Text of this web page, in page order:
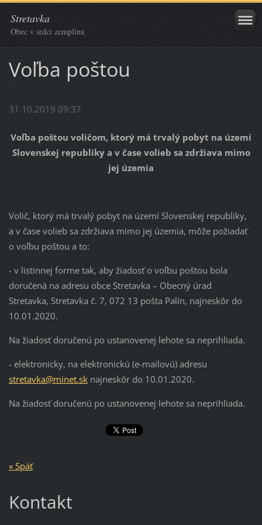
Stretavka
Obec v srdci zemplína
Voľba poštou
31.10.2019 09:37
Voľba poštou voličom, ktorý má trvalý pobyt na území
Slovenskej republiky a v čase volieb sa zdržiava mimo
jej územia
Volič, ktorý má trvalý pobyt na území Slovenskej republiky,
a v čase volieb sa zdržiava mimo jej územia, môže požiadať
o voľbu poštou a to:
- v listinnej forme tak, aby žiadosť o voľbu poštou bola
doručená na adresu obce Stretavka – Obecný úrad
Stretavka, Stretavka č. 7, 072 13 pošta Palín, najneskôr do
10.01.2020.
Na žiadosť doručenú po ustanovenej lehote sa neprihliada.
- elektronicky, na elektronickú (e-mailovú) adresu
stretavka@minet.sknajneskôr do 10.01.2020.
Na žiadosť doručenú po ustanovenej lehote sa neprihliada.
« Späť
Kontakt